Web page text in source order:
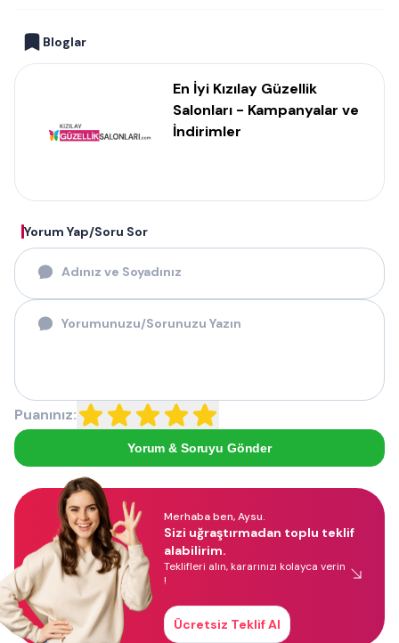
Bloglar
En İyi Kızılay Güzellik
Salonları - Kampanyalar ve
İndirimler
Yorum Yap/Soru Sor
Puanınız:
Yorum & Soruyu Gönder
Merhaba ben, Aysu.
Sizi uğraştırmadan toplu teklif
alabilirim.
Teklifleri alın, kararınızı kolayca verin
!
Ücretsiz Teklif Al